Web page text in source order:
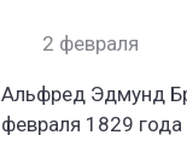
2 февраля
Альфред Эдмунд
февраля 1829 года